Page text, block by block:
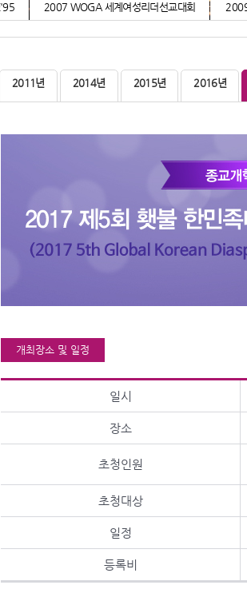
2007 WOGA 세계여성리더선교대회
2011년 2014년 2015년 2016년
개최장소 및 일정
일시
장소
초청인원
초청대상
일정
등록비